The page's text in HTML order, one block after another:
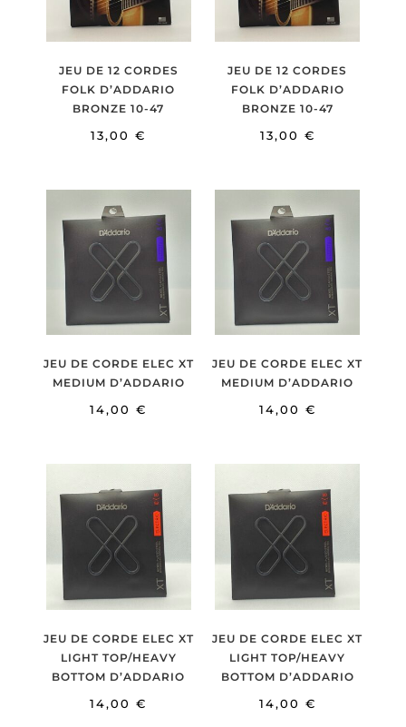
JEU DE 12 CORDES
FOLK D’ADDARIO
BRONZE 10-47
13,00€
JEU DE 12 CORDES
FOLK D’ADDARIO
BRONZE 10-47
13,00 €
JEU DE CORDE ELEC XT
MEDIUM D’ADDARIO
14,00€
JEU DE CORDE ELEC XT
MEDIUM D’ADDARIO
14,00 €
JEU DE CORDE ELEC XT
LIGHT TOP/HEAVY
BOTTOM D’ADDARIO
14,00€
JEU DE CORDE ELEC XT
LIGHT TOP/HEAVY
BOTTOM D’ADDARIO
14,00 €